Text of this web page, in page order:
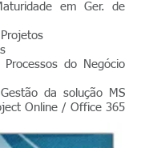
em Ger. de
do Negócio
da solução MS
Online / Office 365